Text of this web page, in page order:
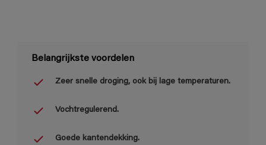
Belangrijkste voordelen
Zeer snelle droging, ook bij lage temperaturen.
Vochtregulerend.
Goede kantendekking.